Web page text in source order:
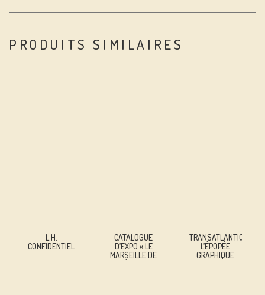
PRODUITS SIMILAIRES
L.H.
CONFIDENTIEL
CATALOGUE
D’EXPO « LE
MARSEILLE DE
RENÉ SIMON »
TRANSATLANTIQUES,
L’ÉPOPÉE
GRAPHIQUE
DES